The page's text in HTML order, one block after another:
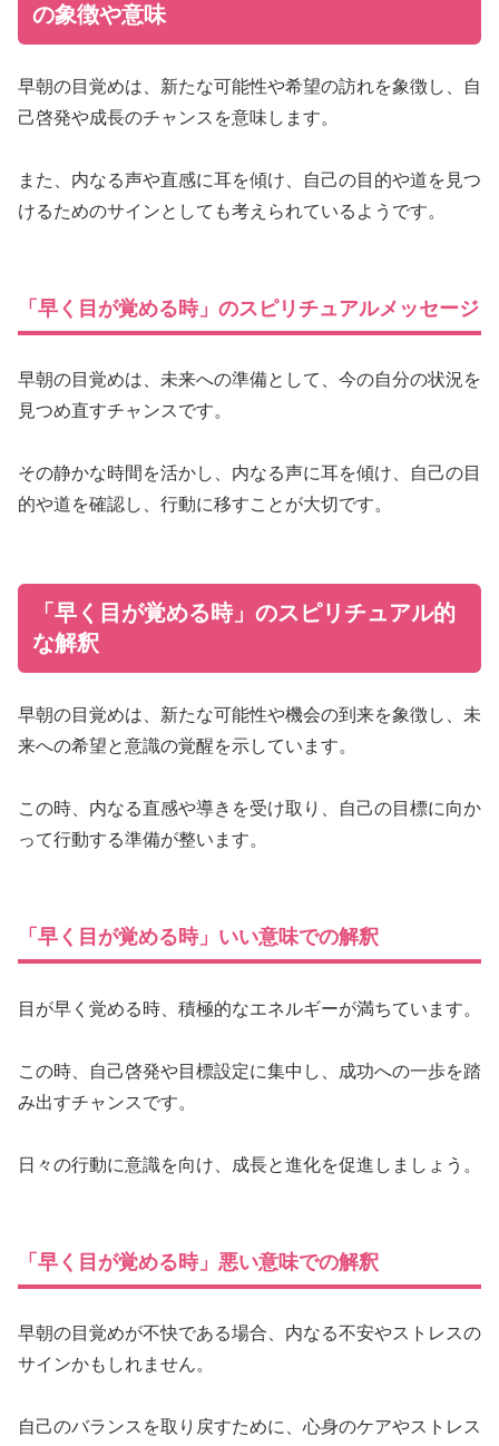
の象徴や意味
早朝の目覚めは、新たな可能性や希望の訪れを象徴し、自
己啓発や成長のチャンスを意味します。
また、内なる声や直感に耳を傾け、自己の目的や道を見つ
けるためのサインとしても考えられているようです。
「早く目が覚める時」のスピリチュアルメッセージ
早朝の目覚めは、未来への準備として、今の自分の状況を
見つめ直すチャンスです。
その静かな時間を活かし、内なる声に耳を傾け、自己の目
的や道を確認し、行動に移すことが大切です。
「早く目が覚める時」のスピリチュアル的
な解釈
早朝の目覚めは、新たな可能性や機会の到来を象徴し、未
来への希望と意識の覚醒を示しています。
この時、内なる直感や導きを受け取り、自己の目標に向か
って行動する準備が整います。
「早く目が覚める時」いい意味での解釈
目が早く覚める時、積極的なエネルギーが満ちています。
この時、自己啓発や目標設定に集中し、成功への一歩を踏
み出すチャンスです。
日々の行動に意識を向け、成長と進化を促進しましょう。
「早く目が覚める時」悪い意味での解釈
早朝の目覚めが不快である場合、内なる不安やストレスの
サインかもしれません。
自己のバランスを取り戻すために、心身のケアやストレス